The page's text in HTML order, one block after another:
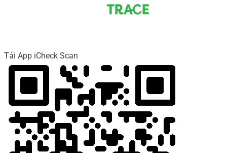
Tải App iCheck Scan